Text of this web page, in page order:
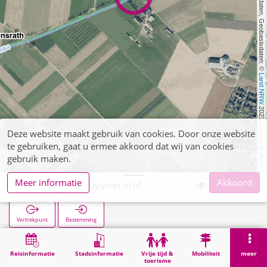
, Kartendaten, Geobasisdaten: ©
Land NRW
2021, Lizenz
dl-de/by-2-0
Reisinformatie Stadsinformatie
Vrije tijd &
toerisme
Mobiliteit meer
Aphoven Aphovener Hof
Vertrekpunt Bestemming
Zoekopracht Aphoven Aphovener Hof
Deze website maakt gebruik van cookies. Door onze website
te gebruiken, gaat u ermee akkoord dat wij van cookies
gebruik maken.
Meer informatie
Akkoord